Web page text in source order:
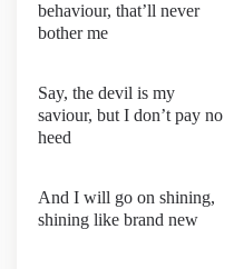
behaviour, that’ll never
bother me
Say, the devil is my
saviour, but I don’t pay no
heed
And I will go on shining,
shining like brand new